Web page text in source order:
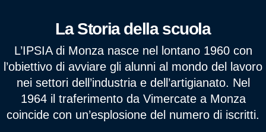
La Storia della scuola
L’IPSIA di Monza nasce nel lontano 1960 con
l’obiettivo di avviare gli alunni al mondo del lavoro
nei settori dell’industria e dell’artigianato. Nel
1964 il traferimento da Vimercate a Monza
coincide con un’esplosione del numero di iscritti.